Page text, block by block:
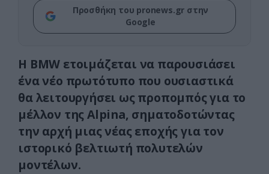
Προσθήκη του pronews.gr στην
Google
Η BMW ετοιμάζεται να παρουσιάσει
ένα νέο πρωτότυπο που ουσιαστικά
θα λειτουργήσει ως προπομπός για το
μέλλον της Alpina, σηματοδοτώντας
την αρχή μιας νέας εποχής για τον
ιστορικό βελτιωτή πολυτελών
μοντέλων.